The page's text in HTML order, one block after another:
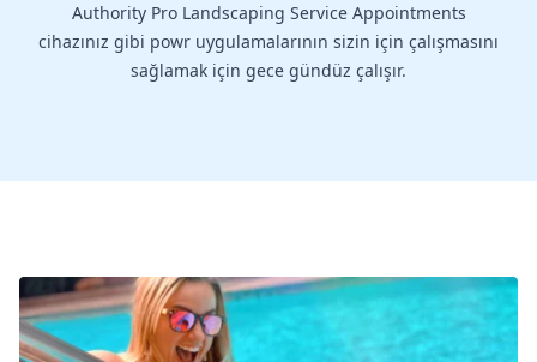
Authority Pro Landscaping Service Appointments
cihazınız gibi powr uygulamalarının sizin için çalışmasını
sağlamak için gece gündüz çalışır.